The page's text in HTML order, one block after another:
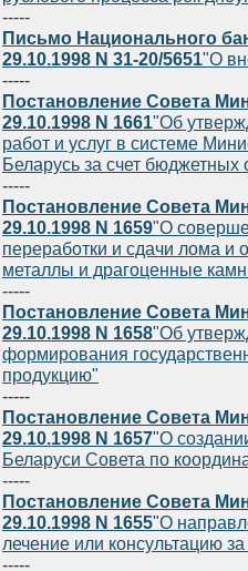
-----
Письмо Национального
29.10.1998 N 31-20/5651"О
-----
Постановление Совета
29.10.1998 N 1661"Об
работ и услуг в системе
Беларусь за счет бюджетных
-----
Постановление Совета
29.10.1998 N 1659"О
переработки и сдачи лома и
металлы и драгоценные
-----
Постановление Совета
29.10.1998 N 1658"Об
формирования
продукцию"
-----
Постановление Совета
29.10.1998 N 1657"О
Беларуси Совета по
-----
Постановление Совета
29.10.1998 N 1655"О
лечение или консультацию
-----